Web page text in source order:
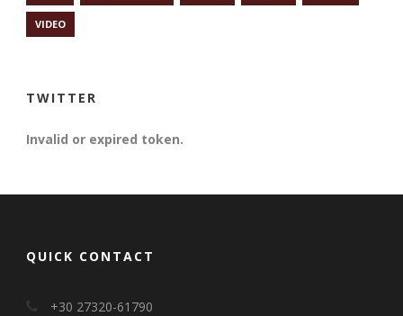
VIDEO
TWITTER
Invalid or expired token.
QUICK CONTACT
+30 27320-61790